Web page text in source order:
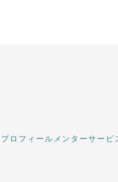
ロフィールメンターサービ